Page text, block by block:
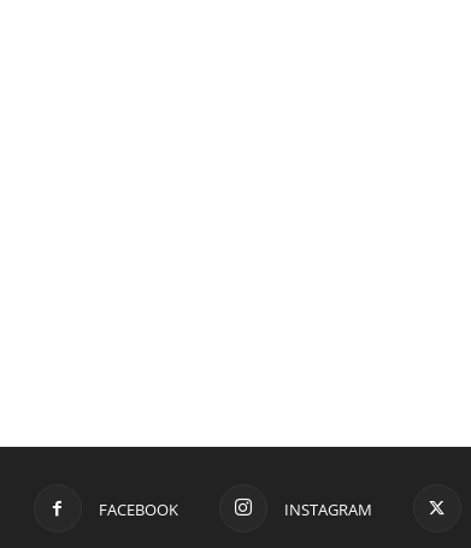
FACEBOOK INSTAGRAM